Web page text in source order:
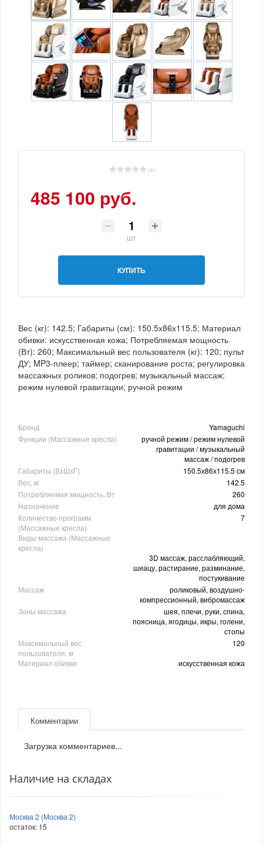
( 0 )
485 100 руб.
шт
КУПИТЬ
Вес (кг): 142.5; Габариты (см): 150.5х86х115.5; Материал
обивки: искусственная кожа; Потребляемая мощность
(Вт): 260; Максимальный вес пользователя (кг): 120; пульт
ДУ; MP3-плеер; таймер; сканирование роста; регулировка
массажных роликов; подогрев; музыкальный массаж;
режим нулевой гравитации; ручной режим
Бренд
Yamaguchi
Функции (Массажные кресла)
ручной режим / режим нулевой
гравитации / музыкальный
массаж / подогрев
Габариты (ВхШхГ)
150.5х86х115.5 см
Вес, кг
142.5
Потребляемая мощность, Вт
260
Назначение
для дома
Количество программ
(Массажные кресла)
7
Виды массажа (Массажные
кресла)
3D массаж, расслабляющий,
шиацу, растирание, разминание,
постукивание
Массаж
роликовый, воздушно-
компрессионный, вибромассаж
Зоны массажа
шея, плечи, руки, спина,
поясница, ягодицы, икры, голени,
стопы
Максимальный вес
пользователя, кг
120
Материал обивки
искусственная кожа
Комментарии
Загрузка комментариев...
Наличие на складах
Москва 2 (Москва 2)
остаток: 15